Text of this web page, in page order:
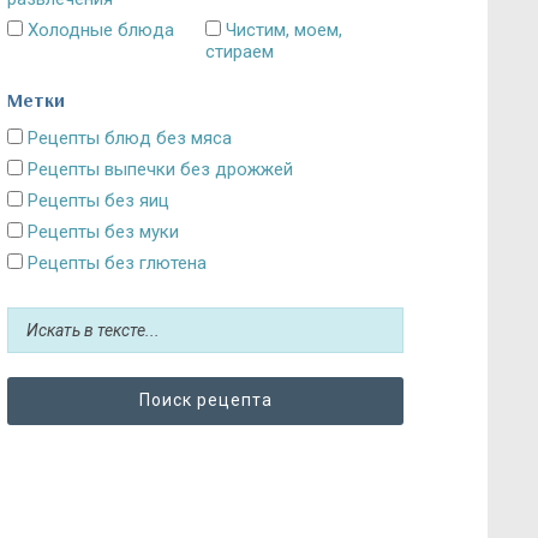
Холодные блюда
Чистим, моем,
стираем
Метки
Блюда без картошки
Рецепты без выпечки
Рецепты без глютена
Рецепты без грибов
Рецепты без муки
Рецепты без яиц
Рецепты блюд без мяса
Рецепты выпечки без дрожжей